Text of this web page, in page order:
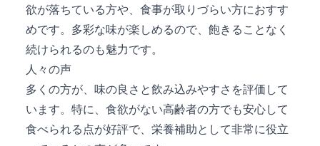
欲が落ちている方や、食事が取りづらい方におすす
めです。多彩な味が楽しめるので、飽きることなく
続けられるのも魅力です。
人々の声
多くの方が、味の良さと飲み込みやすさを評価して
います。特に、食欲がない高齢者の方でも安心して
食べられる点が好評で、栄養補助として非常に役立